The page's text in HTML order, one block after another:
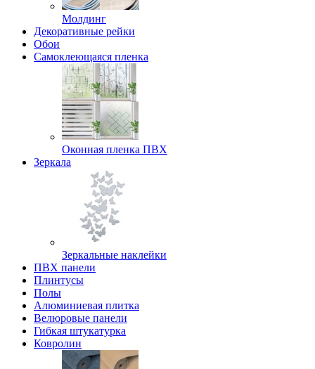
Молдинг
Декоративные рейки
Обои
Самоклеющаяся пленка
Оконная пленка ПВХ
Зеркала
Зеркальные наклейки
ПВХ панели
Плинтусы
Полы
Алюминиевая плитка
Велюровые панели
Гибкая штукатурка
Ковролин